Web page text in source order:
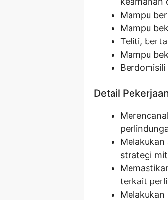
Mampu
Mampu
Teliti,
Mampu
Detail Pekerjaan
Melakukan
strategi
terkait